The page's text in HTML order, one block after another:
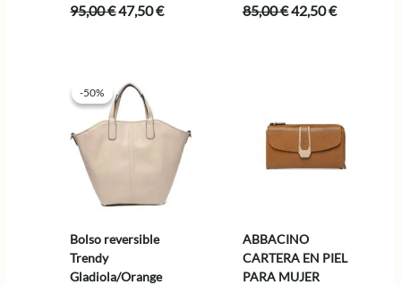
95,00€El
95,00 €.
47,50€El
85,00€El
42,50€El
-50%
-50%
Bolso reversible
Trendy
Gladiola/Orange
ABBACINO
CARTERA EN PIEL
PARA MUJER